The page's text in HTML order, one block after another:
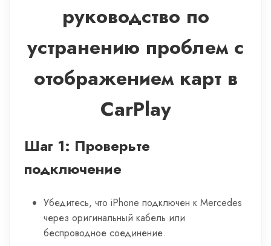
руководство по
устранению проблем с
отображением карт в
CarPlay
Шаг 1: Проверьте
подключение
Убедитесь, что iPhone подключен к Mercedes
через оригинальный кабель или
беспроводное соединение.